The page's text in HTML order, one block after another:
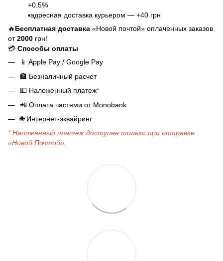
+0.5%
▪️адресная доставка курьером — +40 грн
🔥Бесплатная доставка «Новой почтой» оплаченных заказов
от2000 грн!
💳 Способы оплаты
📱 Apple Pay / Google Pay
🏦 Безналичный расчет
💵 Наложенный платеж*
📲 Оплата частями от Monobank
🌐Интернет-эквайринг
* Наложенный платеж доступен только при отправке
«Новой Почтой».